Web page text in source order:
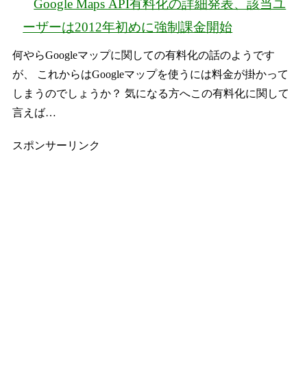
Google Maps API有料化の詳細発表、該当ユ
ーザーは2012年初めに強制課金開始
何やらGoogleマップに関しての有料化の話のようです
が、 これからはGoogleマップを使うには料金が掛かって
しまうのでしょうか？ 気になる方へこの有料化に関して
言えば…
スポンサーリンク